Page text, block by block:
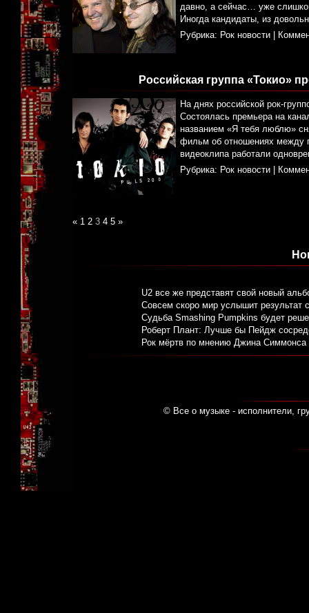
давно, а сейчас… уже
Иногда кандидаты, из
Рубрика: Рок новости
Российская группа «Токио»
На днях российской рок-
Состоялась премьера на
названием «Я тебя люблю»
фильм об отношениях между
видеоклипа работали
Рубрика: Рок новости
« 1 2 3 4 5 »
U2 все же представят свой новый
Совсем скоро мир услышит результат
Судьба Smashing Pumpkins будет
Роберт Плант: Лучше бы Пейдж
Рок мёртв по мнению Джина Симмонса
© Все о музыке - исполнители,